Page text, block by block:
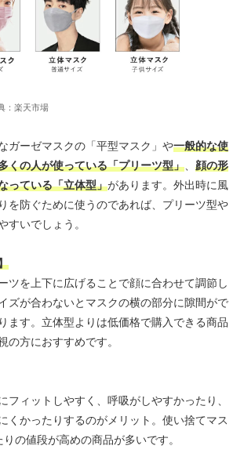
：楽天市場
ガーゼマスクの「平型マスク」や一般的な使
くの人が使っている「プリーツ型」、 顔の形
っている「立体型」があります。外出時に風
を防ぐために使うのであれば、プリーツ型や
すいでしょう。
ツを上下に広げることで顔に合わせて調節し
ズが合わないとマスクの横の部分に隙間がで
ます。立体型よりは低価格で購入できる商品
の方におすすめです。
フィットしやすく、呼吸がしやすかったり、
くかったりするのがメリット。使い捨てマス
の値段が高めの商品が多いです。